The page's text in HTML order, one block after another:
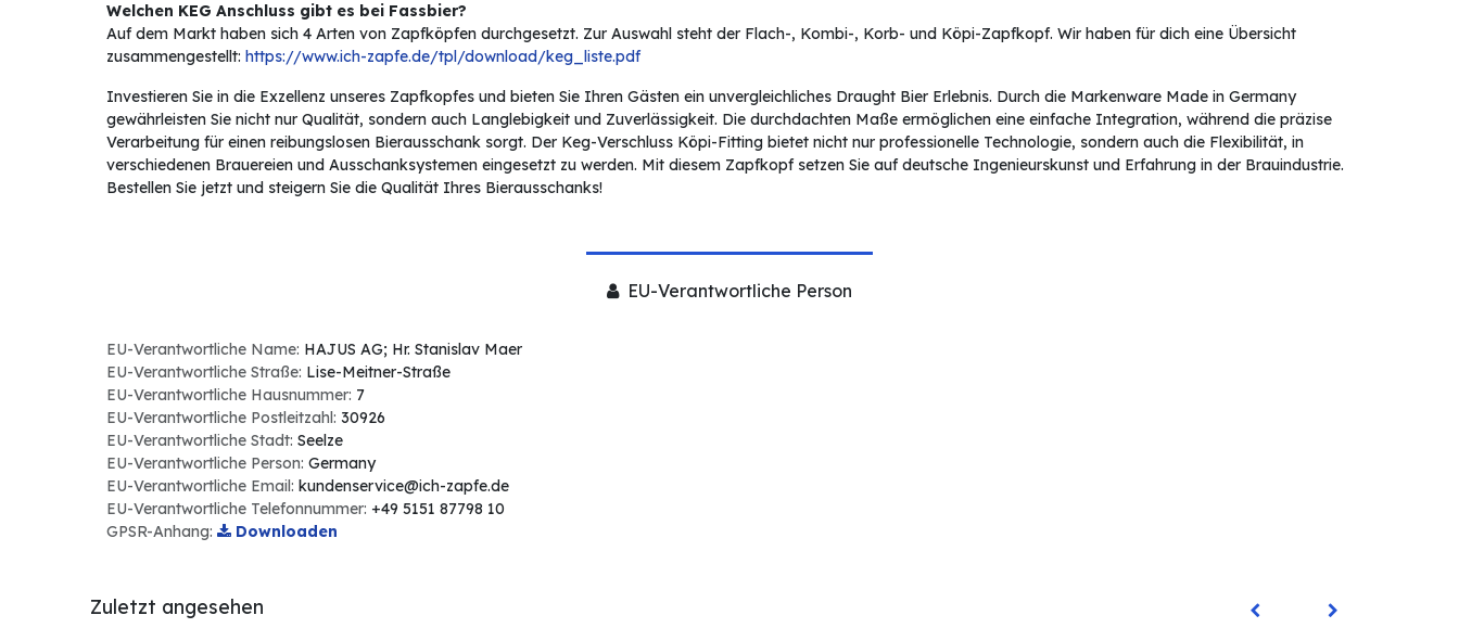
Welchen KEG Anschluss gibt es bei Fassbier?
Auf dem Markt haben sich 4 Arten von Zapfköpfen durchgesetzt. Zur Auswahl steht der Flach-, Kombi-, Korb- und Köpi-Zapfkopf. Wir haben für dich eine Übersicht
zusammengestellt: https://www.ich-zapfe.de/tpl/download/keg_liste.pdf
Investieren Sie in die Exzellenz unseres Zapfkopfes und bieten Sie Ihren Gästen ein unvergleichliches Draught Bier Erlebnis. Durch die Markenware Made in Germany
gewährleisten Sie nicht nur Qualität, sondern auch Langlebigkeit und Zuverlässigkeit. Die durchdachten Maße ermöglichen eine einfache Integration, während die präzise
Verarbeitung für einen reibungslosen Bierausschank sorgt. Der Keg-Verschluss Köpi-Fitting bietet nicht nur professionelle Technologie, sondern auch die Flexibilität, in
verschiedenen Brauereien und Ausschanksystemen eingesetzt zu werden. Mit diesem Zapfkopf setzen Sie auf deutsche Ingenieurskunst und Erfahrung in der Brauindustrie.
Bestellen Sie jetzt und steigern Sie die Qualität Ihres Bierausschanks!
EU-Verantwortliche Person
EU-Verantwortliche Name: HAJUS AG; Hr. Stanislav Maer
EU-Verantwortliche Straße: Lise-Meitner-Straße
EU-Verantwortliche Hausnummer: 7
EU-Verantwortliche Postleitzahl: 30926
EU-Verantwortliche Stadt: Seelze
EU-Verantwortliche Person: Germany
EU-Verantwortliche Email: kundenservice@ich-zapfe.de
EU-Verantwortliche Telefonnummer: +49 5151 87798 10
GPSR-Anhang:
Downloaden
Zuletzt angesehen